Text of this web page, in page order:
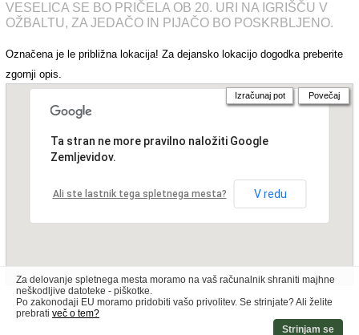
VESELICA SE BO PRIČELA OB 20. URI NA IGRIŠČU V
OŽBALTU, ZA JEDAČO IN PIJAČO BO POSKRBLJENO.
Označena je le približna lokacija! Za dejansko lokacijo dogodka preberite
zgornji opis.
Ta stran ne more pravilno naložiti Google
Zemljevidov.
Ali ste lastnik tega spletnega mesta? V redu
Izračunaj pot Povečaj
Za delovanje spletnega mesta moramo na vaš računalnik shraniti majhne
neškodljive datoteke - piškotke.
Po zakonodaji EU moramo pridobiti vašo privolitev. Se strinjate? Ali želite
prebrati več o tem?
Strinjam se